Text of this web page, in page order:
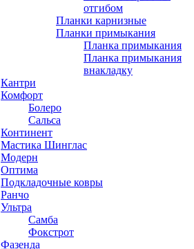
отгибом
Планки карнизные
Планки примыкания
Планка примыкания
Планка примыкания
внакладку
Кантри
Комфорт
Болеро
Сальса
Континент
Мастика Шинглас
Модерн
Оптима
Подкладочные ковры
Ранчо
Ультра
Самба
Фокстрот
Фазенда